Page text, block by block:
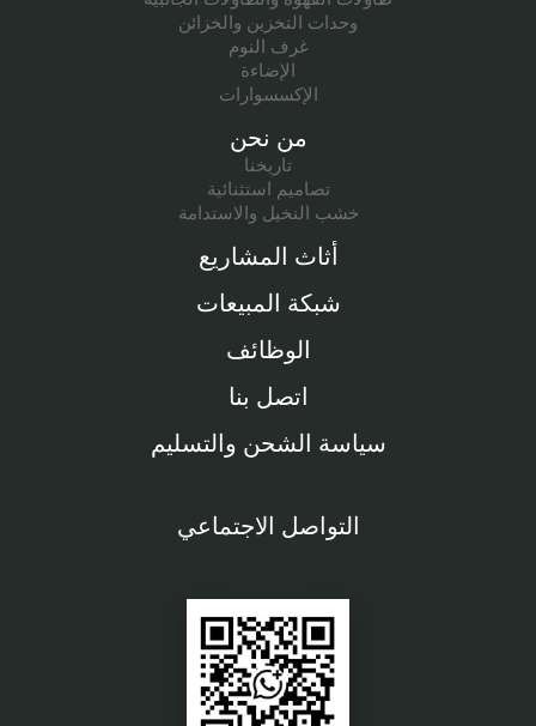
وحدات التخزين والخزائن
غرف النوم
الإضاءة
الإكسسوارات
من نحن
تاريخنا
تصاميم استثنائية
خشب النخيل والاستدامة
أثاث المشاريع
شبكة المبيعات
الوظائف
اتصل بنا
سياسة الشحن والتسليم
التواصل الاجتماعي